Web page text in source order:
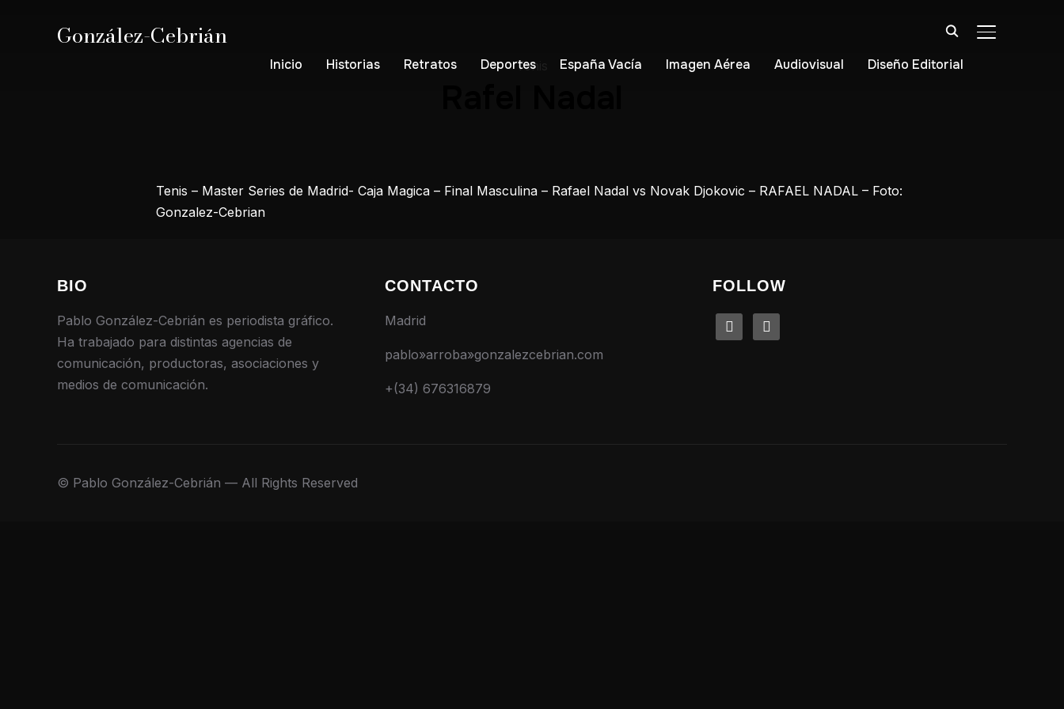
González-Cebrián ALTERNAR
Inicio Historias Retratos Deportes España Vacía Imagen Aérea Audiovisual Diseño Editorial
Tenis
Tenis – Master Series de Madrid- Caja Magica – Final Masculina – Rafael Nadal vs Novak Djokovic – RAFAEL NADAL – Foto:
Gonzalez-Cebrian
BIO
Pablo González-Cebrián es periodista gráfico.
Ha trabajado para distintas agencias de
comunicación, productoras, asociaciones y
medios de comunicación.
CONTACTO
Madrid
pablo»arroba»gonzalezcebrian.com
+(34) 676316879
FOLLOW
linkedin instagram
© Pablo González-Cebrián — All Rights Reserved